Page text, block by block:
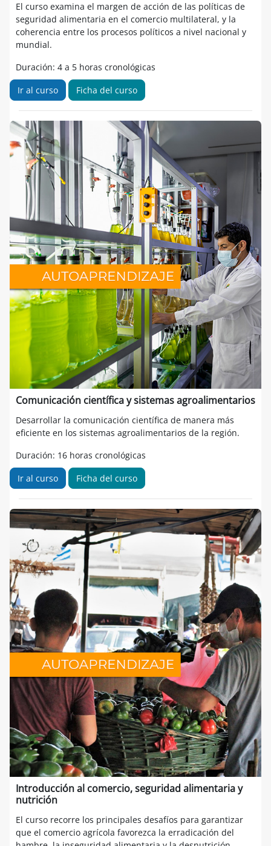
El curso examina el margen de acción de las políticas de
seguridad alimentaria en el comercio multilateral, y la
coherencia entre los procesos políticos a nivel nacional y
mundial.
Duración: 4 a 5 horas cronológicas
Ir al curso
Ficha del curso
Comunicación científica y sistemas agroalimentarios
Desarrollar la comunicación científica de manera más
eficiente en los sistemas agroalimentarios de la región.
Duración: 16 horas cronológicas
Ir al curso
Ficha del curso
Introducción al comercio, seguridad alimentaria y
nutrición
El curso recorre los principales desafíos para garantizar
que el comercio agrícola favorezca la erradicación del